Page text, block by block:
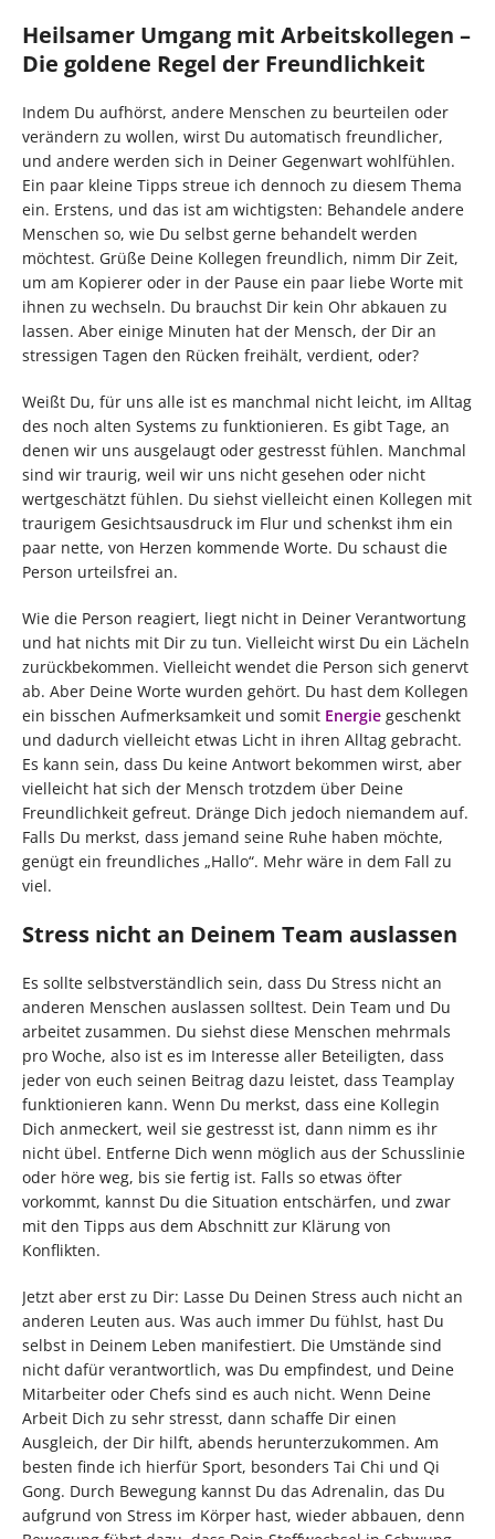
Heilsamer Umgang mit Arbeitskollegen –
Die goldene Regel der Freundlichkeit
Indem Du aufhörst, andere Menschen zu beurteilen oder
verändern zu wollen, wirst Du automatisch freundlicher,
und andere werden sich in Deiner Gegenwart wohlfühlen.
Ein paar kleine Tipps streue ich dennoch zu diesem Thema
ein. Erstens, und das ist am wichtigsten: Behandele andere
Menschen so, wie Du selbst gerne behandelt werden
möchtest. Grüße Deine Kollegen freundlich, nimm Dir Zeit,
um am Kopierer oder in der Pause ein paar liebe Worte mit
ihnen zu wechseln. Du brauchst Dir kein Ohr abkauen zu
lassen. Aber einige Minuten hat der Mensch, der Dir an
stressigen Tagen den Rücken freihält, verdient, oder?
Weißt Du, für uns alle ist es manchmal nicht leicht, im Alltag
des noch alten Systems zu funktionieren. Es gibt Tage, an
denen wir uns ausgelaugt oder gestresst fühlen. Manchmal
sind wir traurig, weil wir uns nicht gesehen oder nicht
wertgeschätzt fühlen. Du siehst vielleicht einen Kollegen mit
traurigem Gesichtsausdruck im Flur und schenkst ihm ein
paar nette, von Herzen kommende Worte. Du schaust die
Person urteilsfrei an.
Wie die Person reagiert, liegt nicht in Deiner Verantwortung
und hat nichts mit Dir zu tun. Vielleicht wirst Du ein Lächeln
zurückbekommen. Vielleicht wendet die Person sich genervt
ab. Aber Deine Worte wurden gehört. Du hast dem Kollegen
ein bisschen Aufmerksamkeit und somit Energie geschenkt
und dadurch vielleicht etwas Licht in ihren Alltag gebracht.
Es kann sein, dass Du keine Antwort bekommen wirst, aber
vielleicht hat sich der Mensch trotzdem über Deine
Freundlichkeit gefreut. Dränge Dich jedoch niemandem auf.
Falls Du merkst, dass jemand seine Ruhe haben möchte,
genügt ein freundliches „Hallo“. Mehr wäre in dem Fall zu
viel.
Stress nicht an Deinem Team auslassen
Es sollte selbstverständlich sein, dass Du Stress nicht an
anderen Menschen auslassen solltest. Dein Team und Du
arbeitet zusammen. Du siehst diese Menschen mehrmals
pro Woche, also ist es im Interesse aller Beteiligten, dass
jeder von euch seinen Beitrag dazu leistet, dass Teamplay
funktionieren kann. Wenn Du merkst, dass eine Kollegin
Dich anmeckert, weil sie gestresst ist, dann nimm es ihr
nicht übel. Entferne Dich wenn möglich aus der Schusslinie
oder höre weg, bis sie fertig ist. Falls so etwas öfter
vorkommt, kannst Du die Situation entschärfen, und zwar
mit den Tipps aus dem Abschnitt zur Klärung von
Konflikten.
Jetzt aber erst zu Dir: Lasse Du Deinen Stress auch nicht an
anderen Leuten aus. Was auch immer Du fühlst, hast Du
selbst in Deinem Leben manifestiert. Die Umstände sind
nicht dafür verantwortlich, was Du empfindest, und Deine
Mitarbeiter oder Chefs sind es auch nicht. Wenn Deine
Arbeit Dich zu sehr stresst, dann schaffe Dir einen
Ausgleich, der Dir hilft, abends herunterzukommen. Am
besten finde ich hierfür Sport, besonders Tai Chi und Qi
Gong. Durch Bewegung kannst Du das Adrenalin, das Du
aufgrund von Stress im Körper hast, wieder abbauen, denn